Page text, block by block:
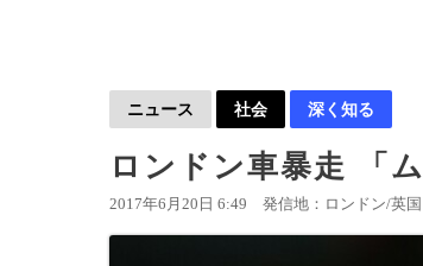
ニュース 社会 深く知る
ロンドン車暴走 「
2017年6月20日 6:49 発信地：ロンドン/英